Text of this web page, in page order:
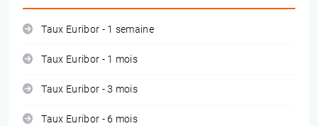
Taux Euribor - 1 semaine
Taux Euribor - 1 mois
Taux Euribor - 3 mois
Taux Euribor - 6 mois